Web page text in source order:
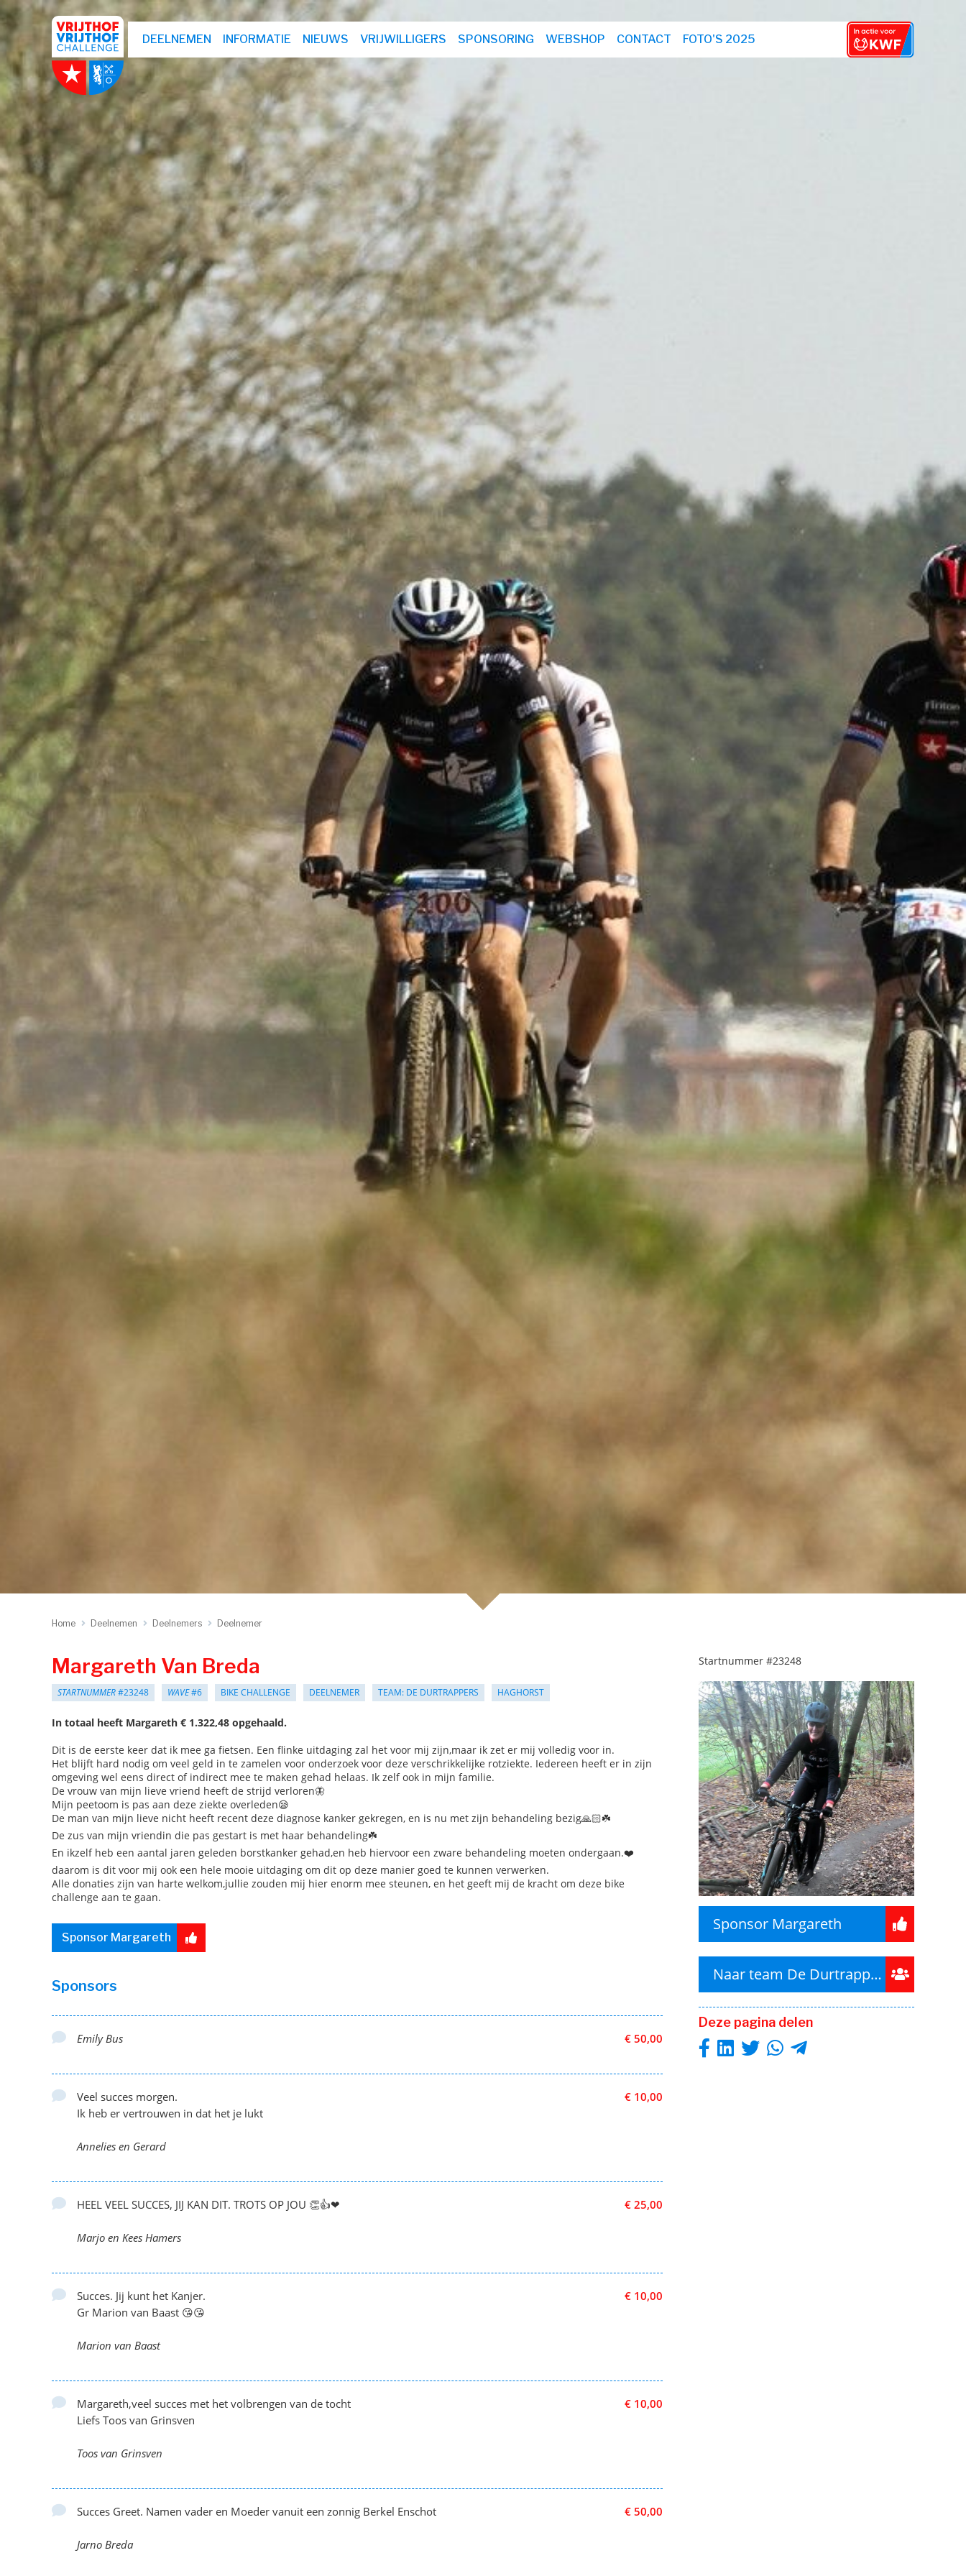
DEELNEMEN INFORMATIE NIEUWS VRIJWILLIGERS SPONSORING WEBSHOP CONTACT FOTO'S 2025
Home Deelnemen Deelnemers Deelnemer
Margareth Van Breda
STARTNUMMER#23248 WAVE#6 BIKE CHALLENGE DEELNEMER TEAM: DE DURTRAPPERS HAGHORST
In totaal heeft Margareth € 1.322,48 opgehaald.
Dit is de eerste keer dat ik mee ga fietsen. Een flinke uitdaging zal het voor mij zijn,maar ik zet er mij volledig voor in.
Het blijft hard nodig om veel geld in te zamelen voor onderzoek voor deze verschrikkelijke rotziekte. Iedereen heeft er in zijn
omgeving wel eens direct of indirect mee te maken gehad helaas. Ik zelf ook in mijn familie.
De vrouw van mijn lieve vriend heeft de strijd verloren🦋
Mijn peetoom is pas aan deze ziekte overleden😪
De man van mijn lieve nicht heeft recent deze diagnose kanker gekregen, en is nu met zijn behandeling bezig🙏🏻☘️
De zus van mijn vriendin die pas gestart is met haar behandeling☘️
En ikzelf heb een aantal jaren geleden borstkanker gehad,en heb hiervoor een zware behandeling moeten ondergaan.❤️
daarom is dit voor mij ook een hele mooie uitdaging om dit op deze manier goed te kunnen verwerken.
Alle donaties zijn van harte welkom,jullie zouden mij hier enorm mee steunen, en het geeft mij de kracht om deze bike
challenge aan te gaan.
Sponsor Margareth
Startnummer #23248
Sponsor Margareth
Naar team De Durtrappers
Deze pagina delen
Sponsors
€ 50,00
Emily Bus
€ 10,00
Veel succes morgen.
Ik heb er vertrouwen in dat het je lukt
Annelies en Gerard
€ 25,00
HEEL VEEL SUCCES, JIJ KAN DIT. TROTS OP JOU 👏👍❤
Marjo en Kees Hamers
€ 10,00
Succes. Jij kunt het Kanjer.
Gr Marion van Baast 😘😘
Marion van Baast
€ 10,00
Margareth,veel succes met het volbrengen van de tocht
Liefs Toos van Grinsven
Toos van Grinsven
€ 50,00
Succes Greet. Namen vader en Moeder vanuit een zonnig Berkel Enschot
Jarno Breda